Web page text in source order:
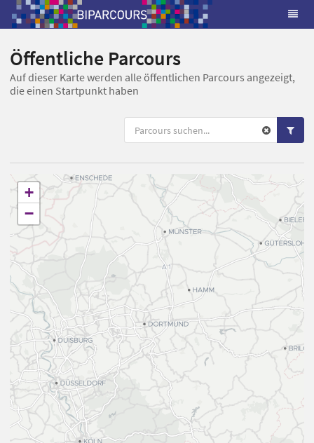
Öffentliche Parcours
Auf dieser Karte werden alle öffentlichen Parcours angezeigt,
die einen Startpunkt haben
+
−